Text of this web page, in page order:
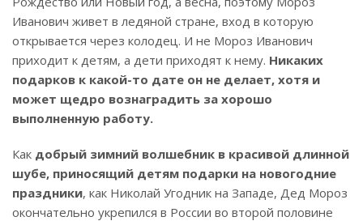
Иванович живет в ледяной стране, вход в которую
открывается через колодец. И не Мороз Иванович
приходит к детям, а дети приходят к нему. Никаких
подарков к какой-то дате он не делает, хотя и
может щедро вознаградить за хорошо
выполненную работу.
Как добрый зимний волшебник в красивой длинной
шубе, приносящий детям подарки на новогодние
праздники, как Николай Угодник на Западе, Дед Мороз
окончательно укрепился в России во второй половине